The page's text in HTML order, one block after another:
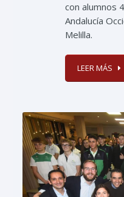
con alumnos
Andalucía
Melilla.
LEER MÁS